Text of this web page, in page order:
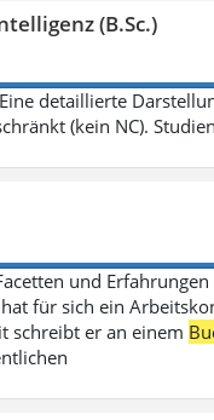
(B.Sc.)
detaillierte
(kein NC).
und
für sich ein
schreibt er an einem